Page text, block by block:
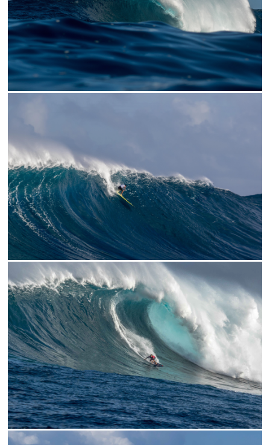
// WATER LEVEL
// LEFT GO
// KAI